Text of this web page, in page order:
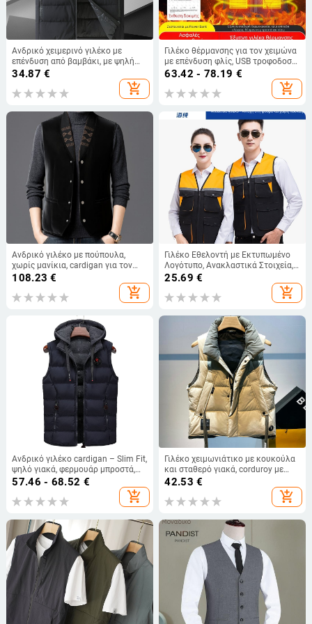
Ανδρικό χειμερινό γιλέκο με
επένδυση από βαμβάκι, με ψηλή
γιακά, ζεστό και άνετο, σε μεγάλο
34.87 €
add_shopping_cart
Γιλέκο θέρμανσης για τον χειμώνα
με επένδυση φλίς, USB τροφοδοσία
και ευφυή θέρμανση, για άνδρες
63.42 - 78.19 €
add_shopping_cart
Ανδρικό γιλέκο με πούπουλα,
χωρίς μανίκια, cardigan για τον
χειμώνα
108.23 €
add_shopping_cart
Γιλέκο Εθελοντή με Εκτυπωμένο
Λογότυπο, Ανακλαστικά Στοιχεία,
Φερμουάρ Μπροστά,
Πολυεστερικό Εξωτερικό με
Βαμβακερή Εσωτερική Επένδυση,
25.69 €
add_shopping_cart
Ανδρικό γιλέκο cardigan – Slim Fit,
ψηλό γιακά, φερμουάρ μπροστά,
παχύτερη επένδυση από βαμβάκι-
πολυεστέρα, για τον χειμώνα
57.46 - 68.52 €
add_shopping_cart
Γιλέκο χειμωνιάτικο με κουκούλα
και σταθερό γιακά, corduroy με
ρίγες, παχιά επένδυση
42.53 €
add_shopping_cart